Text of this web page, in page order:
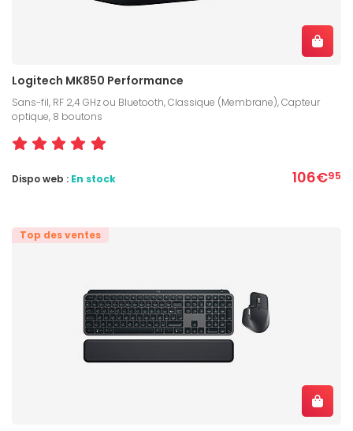
Logitech MK850 Performance
Sans-fil, RF 2,4 GHz ou Bluetooth, Classique (Membrane), Capteur
optique, 8 boutons
106€95
Dispo web : En stock
Top des ventes